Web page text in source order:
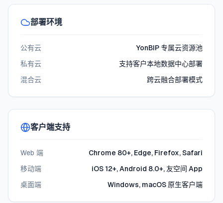
部署环境
公有云
YonBIP 专属云资源池
私有云
支持客户本地数据中心部署
混合云
跨云融合部署模式
客户端支持
Web 端
Chrome 80+, Edge, Firefox, Safari
移动端
iOS 12+, Android 8.0+, 友空间 App
桌面端
Windows, macOS 原生客户端